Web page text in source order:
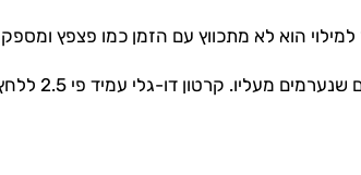
הוא לא מתכווץ עם הזמן כמו פצפץ
: לפריטים שבירים אין